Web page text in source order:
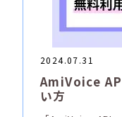
2024.07.31
AmiVoice
い方